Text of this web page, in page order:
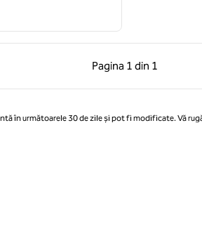
Pagina 1 din 1
Pagina anterioară, 1 din 1
Pagina 1 din 1
în următoarele 30 de zile și pot fi modificate. Vă